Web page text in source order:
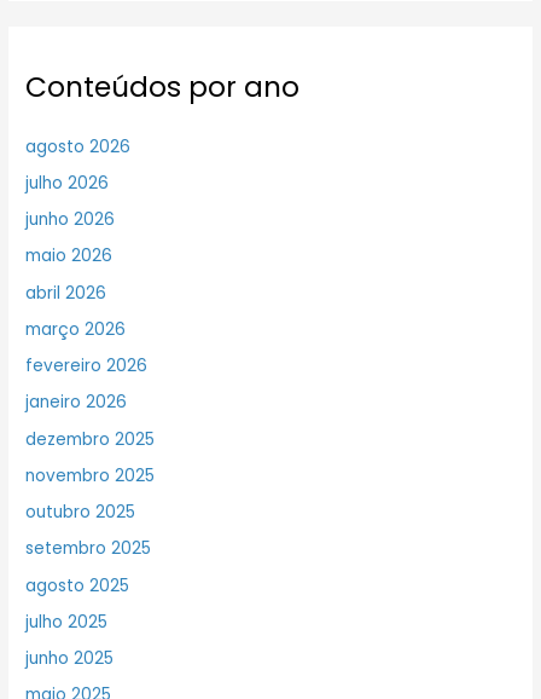
Conteúdos por ano
agosto 2026
julho 2026
junho 2026
maio 2026
abril 2026
março 2026
fevereiro 2026
janeiro 2026
dezembro 2025
novembro 2025
outubro 2025
setembro 2025
agosto 2025
julho 2025
junho 2025